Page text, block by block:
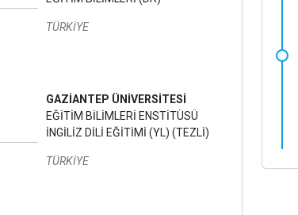
TÜRKİYE
GAZİANTEP ÜNİVERSİTESİ
EĞİTİM BİLİMLERİ ENSTİTÜSÜ
İNGİLİZ DİLİ EĞİTİMİ (YL) (TEZLİ)
TÜRKİYE